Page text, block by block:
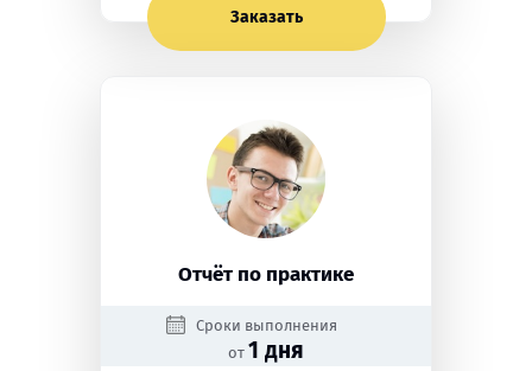
Заказать
Отчёт по практике
Сроки выполнения
от 1 дня